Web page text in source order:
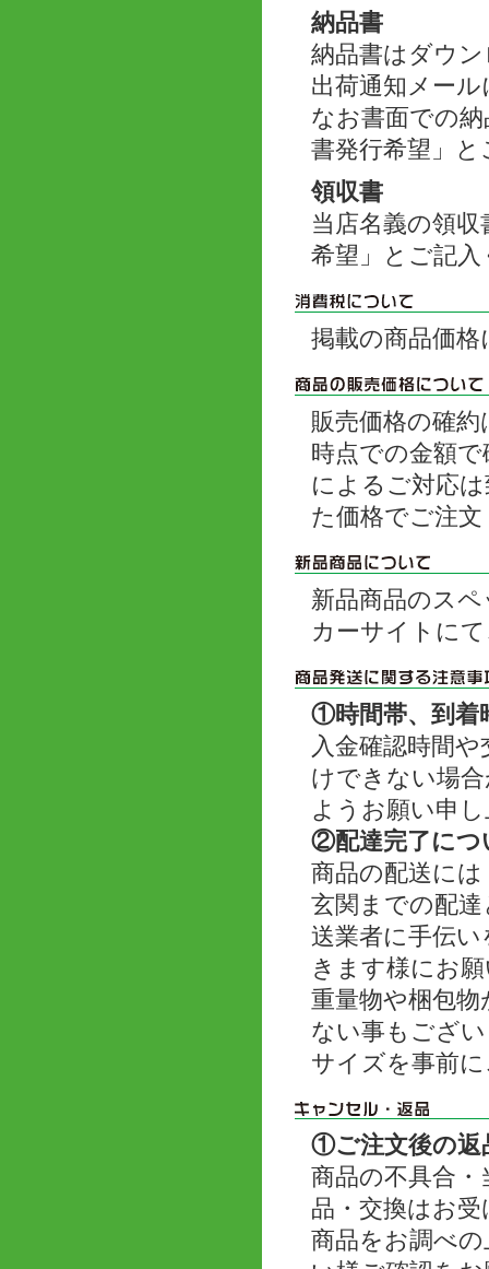
納品書
納品書はダウ
出荷通知メー
なお書面での
書発行希望」
領収書
当店名義の領
希望」とご記
掲載の商品価
販売価格の確
時点での金額
によるご対応
た価格でご注
新品商品のス
カーサイトに
①時間帯、到着
入金確認時間
けできない場
ようお願い申
②配達完了につ
商品の配送に
玄関までの配
送業者に手伝
きます様にお
重量物や梱包
ない事もござ
サイズを事前
①ご注文後の返
商品の不具合
品・交換はお
商品をお調べ